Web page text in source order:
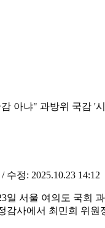
아냐" 과방위 국감 '
수정: 2025.10.23 14:12